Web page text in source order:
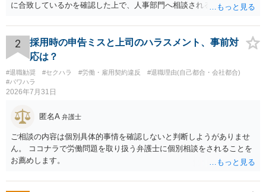
に合致しているかを確認した上で、人事部門へ相談されることが最優
ものの、重い懲戒処分の対象には十分なり得ます。 名誉や評価の回復
については、会社側に「部下の不正行為による情報漏洩」と正式に認
定させ、誤認した他部署への適切なフォローや周知を求めるのが有効
です。 あるいは、懲戒があったことを社内で周知される手続があるの
ならば、それにより軽微ながら回復はできるかもしれません。 さらに
個人としても、相手に対してプライバシー侵害等に基づく損害賠償
らない可能性があります。）。
2
採用時の申告ミスと上司のハラスメント、事前対
応は？
#退職勧奨 #セクハラ #労働・雇用契約違反
#退職理由(自己都合・会社都合)
#パワハラ
2026年7月31日
匿名A 弁護士
ご相談の内容は個別具体的事情を確認しないと判断しようがありませ
ん。 ココナラで労働問題を取り扱う弁護士に個別相談をされることを
お薦めします。